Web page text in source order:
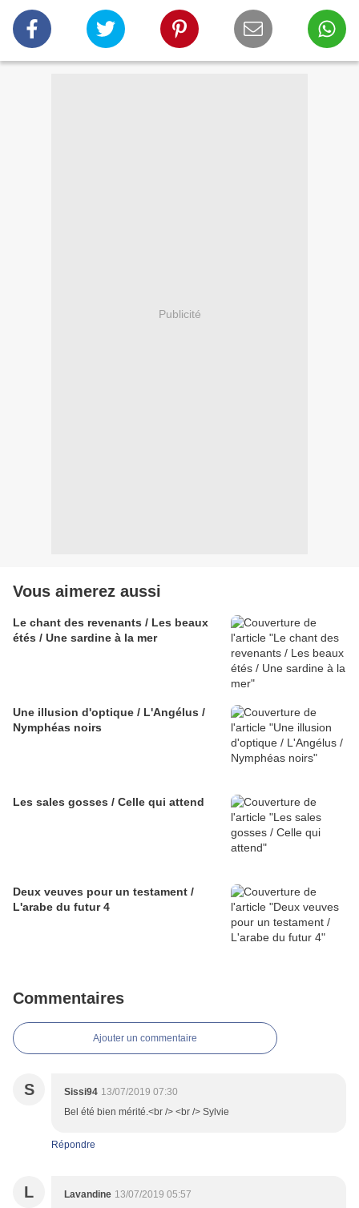
Publicité
Vous aimerez aussi
Le chant des revenants / Les beaux
étés / Une sardine à la mer
Une illusion d'optique / L'Angélus /
Nymphéas noirs
Les sales gosses / Celle qui attend
Deux veuves pour un testament /
L'arabe du futur 4
Commentaires
Ajouter un commentaire
S Sissi94 13/07/2019 07:30
Bel été bien mérité.<br /> <br /> Sylvie
Répondre
L Lavandine 13/07/2019 05:57